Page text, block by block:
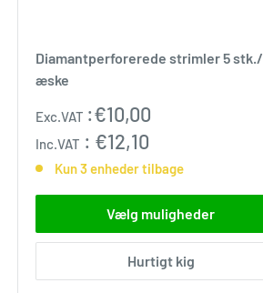
Diamantperforerede strimler 5 stk./
æske
Udsalgspris
Exc.VAT :€10,00
Inc.VAT : €12,10
Kun 3 enheder tilbage
Vælg muligheder
Hurtigt kig